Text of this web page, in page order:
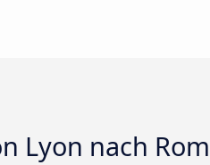
Lyon nach Rom